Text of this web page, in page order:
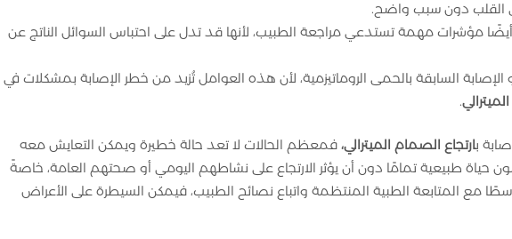
القلب دون سبب واضح.
أيضًا مؤشرات مهمة تستدعي مراجعة الطبيب، لأنها قد تدل على احتباس السوائل الناتج عن
الإصابة السابقة بالحمى الروماتيزمية، لأن هذه العوامل تُزيد من خطر الإصابة بمشكلات في
.
بارتجاع الصمام الميترالي، فمعظم الحالات لا تعد حالة خطيرة ويمكن التعايش معه
حياة طبيعية تمامًا دون أن يؤثر الارتجاع على نشاطهم اليومي أو صحتهم العامة، خاصةً
مع المتابعة الطبية المنتظمة واتباع نصائح الطبيب، فيمكن السيطرة على الأعراض